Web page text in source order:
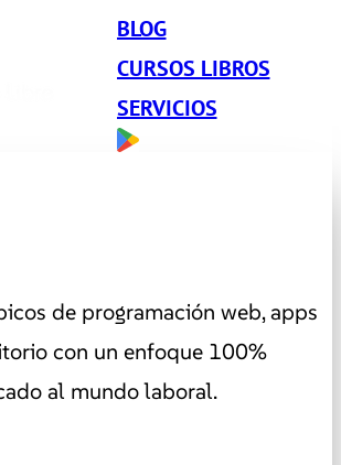
BLOG
CURSOS LIBROS
SERVICIOS
de programación web, apps
con un enfoque 100%
al mundo laboral.